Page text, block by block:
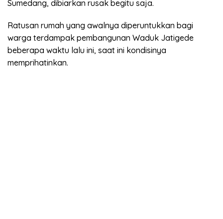
Sumedang, dibiarkan rusak begitu saja.
Ratusan rumah yang awalnya diperuntukkan bagi
warga terdampak pembangunan Waduk Jatigede
beberapa waktu lalu ini, saat ini kondisinya
memprihatinkan.